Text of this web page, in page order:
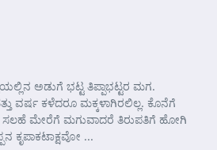
ಅಡುಗೆ ಭಟ್ಟ ತಿಪ್ಪಾಭಟ್ಟರ ಮಗ.
ವರ್ಷ ಕಳೆದರೂ ಮಕ್ಕಳಾಗಿರಲಿಲ್ಲ. ಕೊನೆಗೆ
ಮೇರೆಗೆ ಮಗುವಾದರೆ ತಿರುಪತಿಗೆ ಹೋಗಿ
ಕೃಪಾಕಟಾಕ್ಷವೋ ...